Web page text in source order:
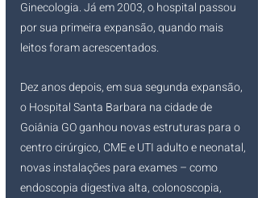
Ginecologia. Já em 2003, o hospital passou
por sua primeira expansão, quando mais
leitos foram acrescentados.
Dez anos depois, em sua segunda expansão,
o Hospital Santa Barbara na cidade de
Goiânia GO ganhou novas estruturas para o
centro cirúrgico, CME e UTI adulto e neonatal,
novas instalações para exames – como
endoscopia digestiva alta, colonoscopia,